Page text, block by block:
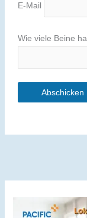
E-Mail
Wie viele Beine